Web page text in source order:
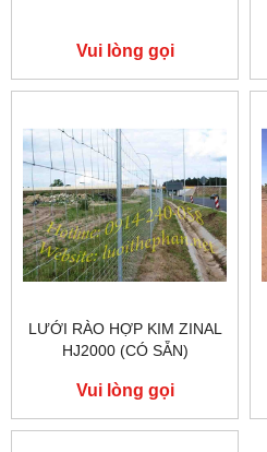
Vui lòng gọi
LƯỚI RÀO HỢP KIM ZINAL
HJ2000 (CÓ SẴN)
Vui lòng gọi